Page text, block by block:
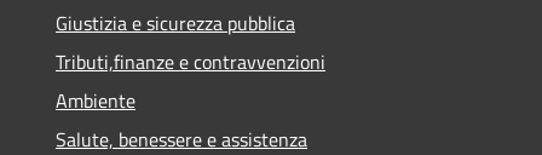
Giustizia e sicurezza pubblica
Tributi,finanze e contravvenzioni
Ambiente
Salute, benessere e assistenza